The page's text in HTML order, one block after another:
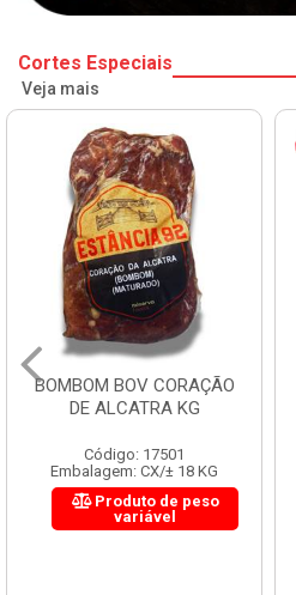
Cortes Especiais
Veja mais
BOMBOM BOV CORAÇÃO
DE ALCATRA KG
Código: 17501
Embalagem: CX/± 18 KG
Produto de peso
variável